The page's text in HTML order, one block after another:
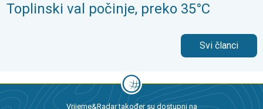
Toplinski val počinje, preko 35°C
Svi članci
Vrijeme&Radar također su dostupni na